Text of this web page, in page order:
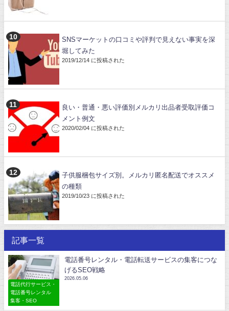
SNSマーケットの口コミや評判で見えない事実を深
堀してみた
2019/12/14 に投稿された
良い・普通・悪い評価別メルカリ出品者受取評価コ
メント例文
2020/02/04 に投稿された
子供服梱包サイズ別。メルカリ匿名配送でオススメ
の種類
2019/10/23 に投稿された
記事一覧
電話代行サービス・
電話番号レンタル
集客・SEO
電話番号レンタル・電話転送サービスの集客につな
げるSEO戦略
2026.05.06